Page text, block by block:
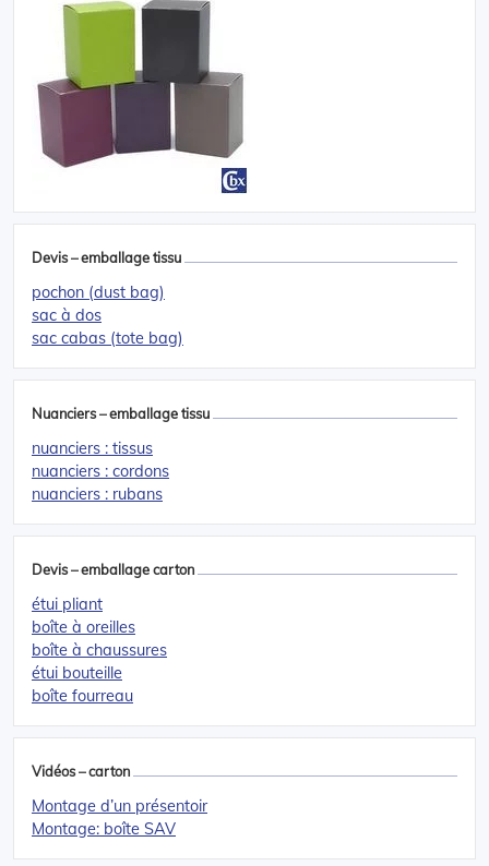
Devis – emballage tissu
pochon (dust bag)
sac à dos
sac cabas (tote bag)
Nuanciers – emballage tissu
nuanciers : tissus
nuanciers : cordons
nuanciers : rubans
Devis – emballage carton
étui pliant
boîte à oreilles
boîte à chaussures
étui bouteille
boîte fourreau
Vidéos – carton
Montage d’un présentoir
Montage: boîte SAV